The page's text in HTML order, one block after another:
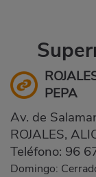
PEPA
Av. de
ROJALES,
Teléfono: 96
Domingo: